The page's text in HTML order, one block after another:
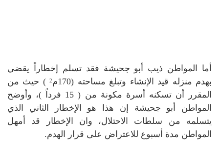
أما المواطن ذيب أبو جحيشة فقد تسلم إخطاراً يقضي
بهدم منزله قيد الإنشاء وتبلغ مساحته (170م
2) حيث من
المقرر أن تسكنه أسرة مكونة من ( 15 فرداً )، وأوضح
المواطن أبو جحيشة إن هذا هو الإخطار الثاني الذي
يتسلمه من سلطات الاحتلال، وان الإخطار قد أمهل
المواطن مدة أسبوع للاعتراض على قرار الهدم.